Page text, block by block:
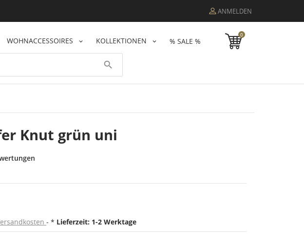
ANMELDEN
WOHNACCESSOIRES KOLLEKTIONEN % SALE %
0
search
Knut grün uni
* Lieferzeit: 1-2 Werktage